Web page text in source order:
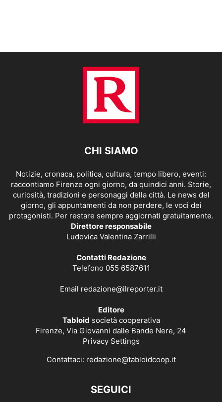
CHI SIAMO
Notizie, cronaca, politica, cultura, tempo libero, eventi:
raccontiamo Firenze ogni giorno, da quindici anni. Storie,
curiosità, tradizioni e personaggi della città. Le news del
giorno, gli appuntamenti da non perdere, le voci dei
protagonisti. Per restare sempre aggiornati gratuitamente.
Direttore responsabile
Ludovica Valentina Zarrilli
Contatti Redazione
Telefono 055 6587611
Email redazione@ilreporter.it
Editore
Tabloid società cooperativa
Firenze, Via Giovanni dalle Bande Nere, 24
Privacy Settings
Contattaci: redazione@tabloidcoop.it
SEGUICI